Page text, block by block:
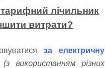
лічильник
витрати?
за електричну
(з використанням різних